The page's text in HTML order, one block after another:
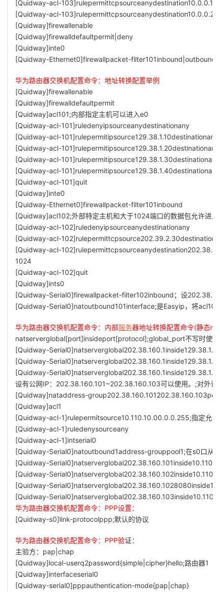
[Quidway-acl-
[Quidway-acl-
[Quidway]firewallenable
[Quidway]firewalldefaultpermit|deny
[Quidway]inte0
[Quidway-Ethernet0]firewallpacket-filter101inbound|outbound
华为路由器交换机配置命令：地址转换配置举例
[Quidway]firewallenable
[Quidway]firewalldefaultpermit
[Quidway]acl101;内部指定主机可以进入e0
[Quidway-acl-101]ruledenyipsourceanydestinationany
[Quidway-acl-101]rulepermitipsource129.38.1.10destinationany
[Quidway-acl-101]rulepermitipsource129.38.1.20destinationany
[Quidway-acl-101]rulepermitipsource129.38.1.30destinationany
[Quidway-acl-101]rulepermitipsource129.38.1.40destinationany
[Quidway-acl-101]quit
[Quidway]inte0
[Quidway-Ethernet0]firewallpacket-filter101inbound
[Quidway]acl102;外部特定主机和大于1024端口的数据包允许进
[Quidway-acl-102]ruledenyipsourceanydestinationany
[Quidway-acl-
[Quidway-acl-
1024
[Quidway-acl-102]quit
[Quidway]ints0
[Quidway-Serial0]firewallpacket-filter102inbound；设
[Quidway-Serial0]natoutbound101interface;是Easyip，将acl101
华为路由器交换机配置命令：内部服务器地址转换配置命令(静态
natserverglobal[port]insideport[protocol];global_port不写时使
[Quidway-
[Quidway-
[Quidway-
设有公网IP：202.38.160.101~202.38.160.103可以使用。;对外访
[Quidway]nataddress-
[Quidway]acl1
[Quidway-acl-1]rulepermitsource10.110.10.00.0.0.255;指定允许
[Quidway-acl-1]ruledenysourceany
[Quidway-acl-1]intserial0
[Quidway-Serial0]natoutbound1address-grouppool1;在s0口从
[Quidway-
[Quidway-
[Quidway-
[Quidway-
华为路由器交换机配置命令：PPP设置：
[Quidway-s0]link-protocolppp;默认的协议
华为路由器交换机配置命令：PPP验证：
主验方：pap|chap
[Quidway]local-userq2password{simple|cipher}hello;路由器1
[Quidway]interfaceserial0
[Quidway-serial0]pppauthentication-mode{pap|chap}